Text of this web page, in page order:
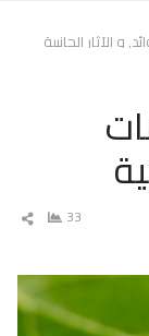
و الآثار الجانبية
33